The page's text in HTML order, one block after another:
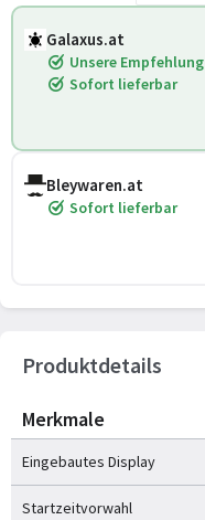
Galaxus.at
Unsere Empfehlung
Sofort lieferbar
Bleywaren.at
Sofort lieferbar
Produktdetails
Merkmale
Eingebautes Display
Startzeitvorwahl